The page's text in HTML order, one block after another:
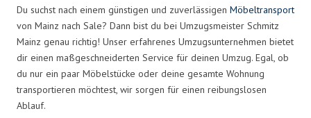
Du suchst nach einem günstigen und zuverlässigen Möbeltransport
von Mainz nach Sale? Dann bist du bei Umzugsmeister Schmitz
Mainz genau richtig! Unser erfahrenes Umzugsunternehmen bietet
dir einen maßgeschneiderten Service für deinen Umzug. Egal, ob
du nur ein paar Möbelstücke oder deine gesamte Wohnung
transportieren möchtest, wir sorgen für einen reibungslosen
Ablauf.